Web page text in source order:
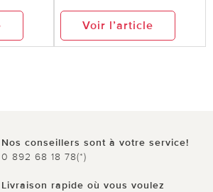
Voir l’article
Nos conseillers sont à votre service!
0 892 68 18 78(*)
Livraison rapide où vous voulez